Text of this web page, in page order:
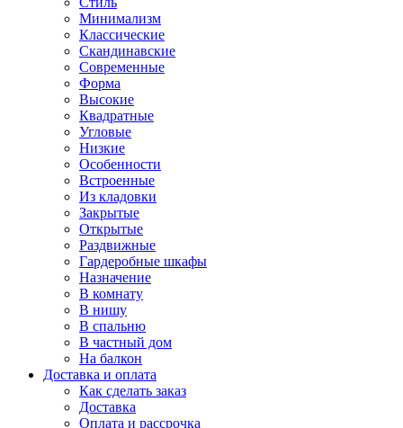
Минимализм
Классические
Скандинавские
Современные
Форма
Высокие
Квадратные
Угловые
Низкие
Особенности
Встроенные
Из кладовки
Закрытые
Открытые
Раздвижные
Гардеробные шкафы
Назначение
В комнату
В нишу
В спальню
В частный дом
На балкон
Доставка и оплата
Как сделать заказ
Доставка
Оплата и рассрочка